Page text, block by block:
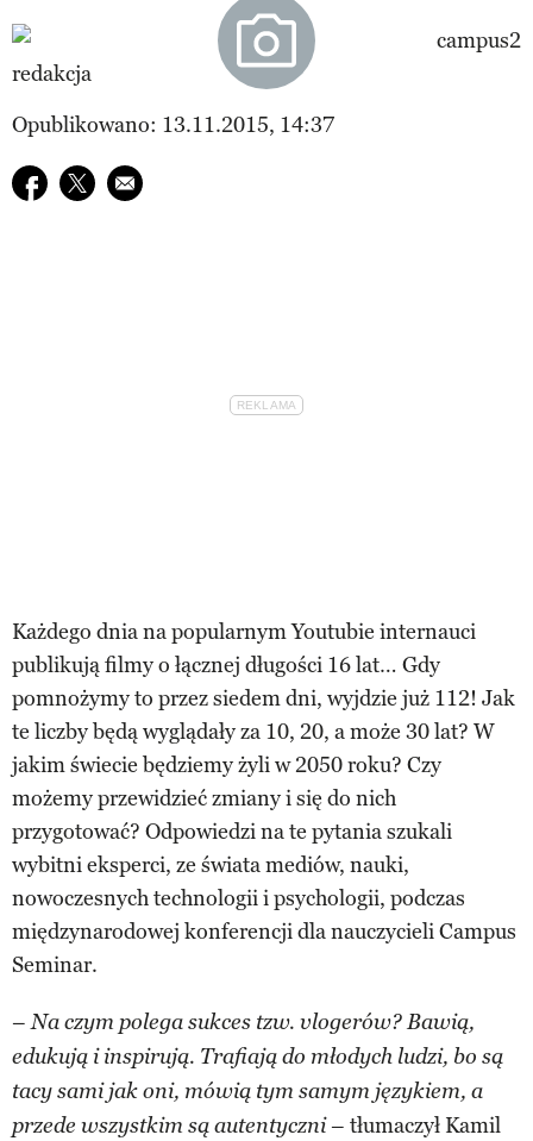
redakcja
Opublikowano: 13.11.2015, 14:37
Udostępnij na facebook
Udostępnij na twitter
E-mail do przyjaciela
Każdego dnia na popularnym Youtubie internauci
publikują filmy o łącznej długości 16 lat… Gdy
pomnożymy to przez siedem dni, wyjdzie już 112! Jak
te liczby będą wyglądały za 10, 20, a może 30 lat? W
jakim świecie będziemy żyli w 2050 roku? Czy
możemy przewidzieć zmiany i się do nich
przygotować? Odpowiedzi na te pytania szukali
wybitni eksperci, ze świata mediów, nauki,
nowoczesnych technologii i psychologii, podczas
międzynarodowej konferencji dla nauczycieli Campus
Seminar.
–Na czym polega sukces tzw. vlogerów? Bawią,
edukują i inspirują. Trafiają do młodych ludzi, bo są
tacy sami jak oni, mówią tym samym językiem, a
przede wszystkim są autentyczni– tłumaczył Kamil